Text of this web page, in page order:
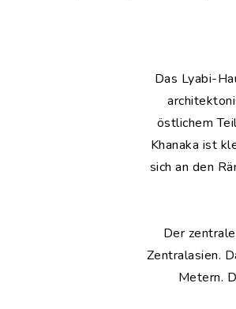
Das Lyabi-
östlichem
Khanaka ist
sich an den
Der
Zentralasien.
Metern.